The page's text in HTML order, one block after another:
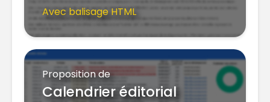
Avec balisage HTML
Proposition de
Calendrier éditorial